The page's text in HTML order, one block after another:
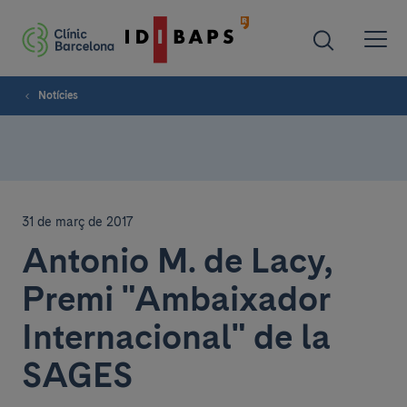
Notícies
31 de març de 2017
Antonio M. de Lacy,
Premi "Ambaixador
Internacional" de la
SAGES